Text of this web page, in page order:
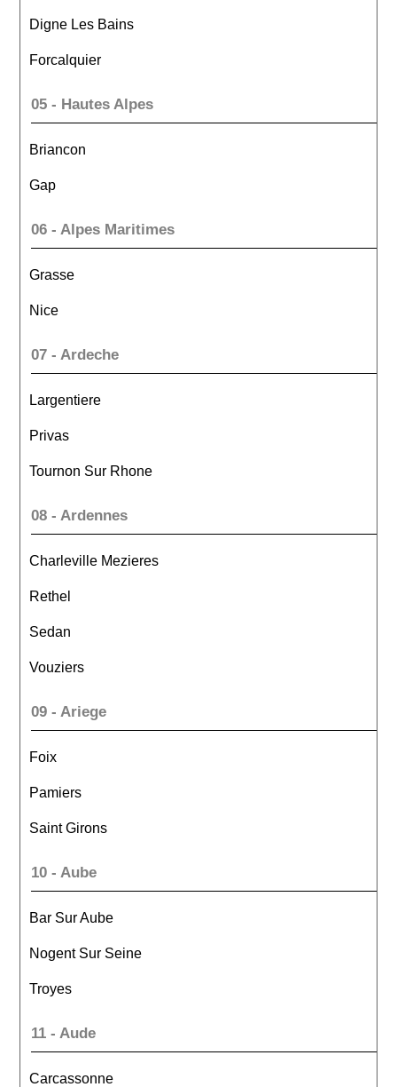
Digne Les Bains
Forcalquier
05 - Hautes Alpes
Briancon
Gap
06 - Alpes Maritimes
Grasse
Nice
07 - Ardeche
Largentiere
Privas
Tournon Sur Rhone
08 - Ardennes
Charleville Mezieres
Rethel
Sedan
Vouziers
09 - Ariege
Foix
Pamiers
Saint Girons
10 - Aube
Bar Sur Aube
Nogent Sur Seine
Troyes
11 - Aude
Carcassonne